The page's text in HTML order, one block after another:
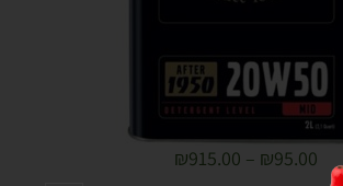
₪95.00
–
₪915.00